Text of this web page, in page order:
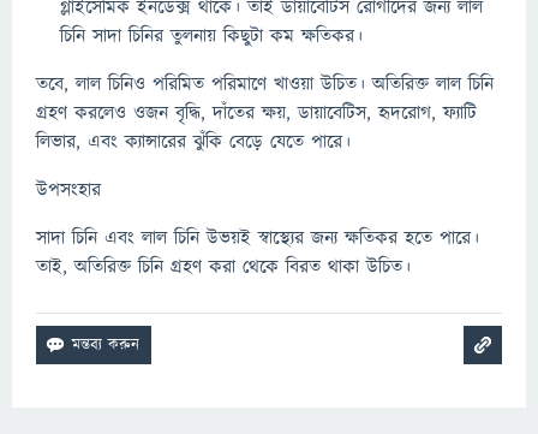
গ্লাইসেমিক ইনডেক্স থাকে। তাই ডায়াবেটিস রোগীদের জন্য লাল
চিনি সাদা চিনির তুলনায় কিছুটা কম ক্ষতিকর।
তবে, লাল চিনিও পরিমিত পরিমাণে খাওয়া উচিত। অতিরিক্ত লাল চিনি
গ্রহণ করলেও ওজন বৃদ্ধি, দাঁতের ক্ষয়, ডায়াবেটিস, হৃদরোগ, ফ্যাটি
লিভার, এবং ক্যান্সারের ঝুঁকি বেড়ে যেতে পারে।
উপসংহার
সাদা চিনি এবং লাল চিনি উভয়ই স্বাস্থ্যের জন্য ক্ষতিকর হতে পারে।
তাই, অতিরিক্ত চিনি গ্রহণ করা থেকে বিরত থাকা উচিত।